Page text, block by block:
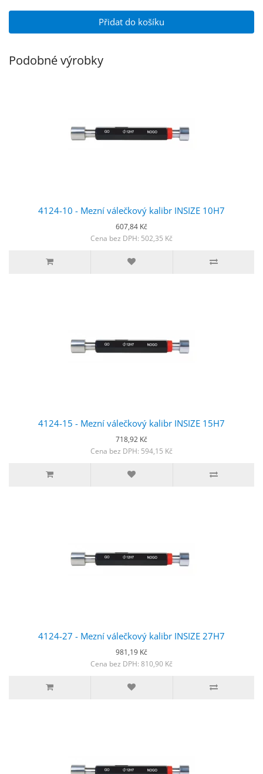
Přidat do košíku
Podobné výrobky
4124-10 - Mezní válečkový kalibr INSIZE 10H7
607,84 Kč
Cena bez DPH: 502,35 Kč
4124-15 - Mezní válečkový kalibr INSIZE 15H7
718,92 Kč
Cena bez DPH: 594,15 Kč
4124-27 - Mezní válečkový kalibr INSIZE 27H7
981,19 Kč
Cena bez DPH: 810,90 Kč